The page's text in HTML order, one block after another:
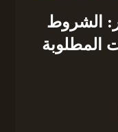
الشروط
المطلوبة